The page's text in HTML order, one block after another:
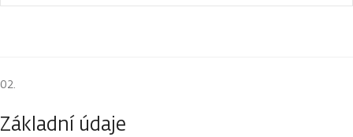
Základní údaje